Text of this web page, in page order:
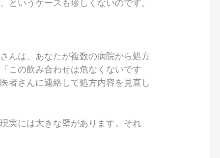
というケースも珍しくないのです。
んは、あなたが複数の病院から処方
この飲み合わせは危なくないです
者さんに連絡して処方内容を見直し
実には大きな壁があります。それ